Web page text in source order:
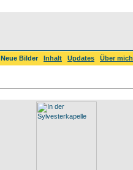
Neue Bilder Inhalt Updates Über mich